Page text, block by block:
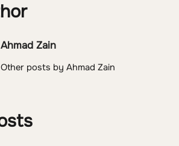
Ahmad Zain
Other posts by Ahmad Zain